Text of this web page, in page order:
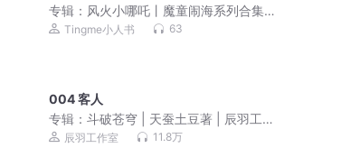
专辑： 风火小哪吒丨魔童闹海系列合集
丨敖丙姜子牙降妖除魔团
Tingme小人书 63
004 客人
专辑： 斗破苍穹 | 天蚕土豆著 | 辰羽工作
室演播 | 经典玄幻小说 | 多人有声剧
辰羽工作室 11.8万